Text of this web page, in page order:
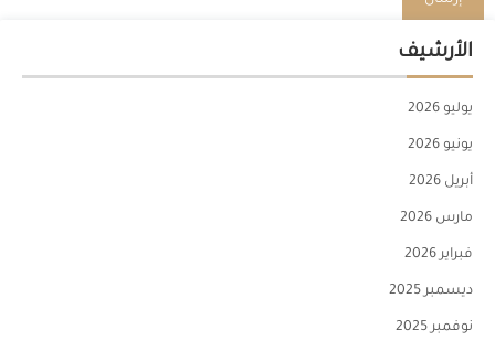
الأرشيف
يوليو 2026
يونيو 2026
أبريل 2026
مارس 2026
فبراير 2026
ديسمبر 2025
نوفمبر 2025